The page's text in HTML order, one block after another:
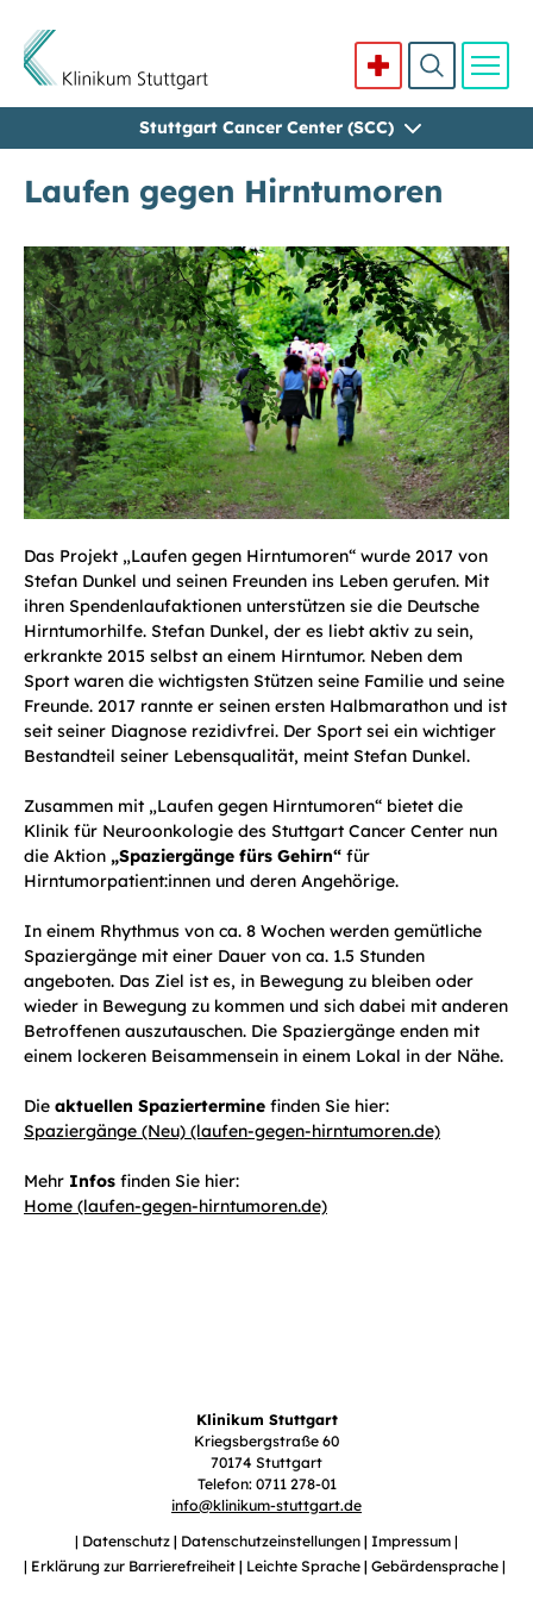
Stuttgart Cancer Center (SCC)
Laufen gegen Hirntumoren
Das Projekt „Laufen gegen Hirntumoren“ wurde 2017 von
Stefan Dunkel und seinen Freunden ins Leben gerufen. Mit
ihren Spendenlaufaktionen unterstützen sie die Deutsche
Hirntumorhilfe. Stefan Dunkel, der es liebt aktiv zu sein,
erkrankte 2015 selbst an einem Hirntumor. Neben dem
Sport waren die wichtigsten Stützen seine Familie und seine
Freunde. 2017 rannte er seinen ersten Halbmarathon und ist
seit seiner Diagnose rezidivfrei. Der Sport sei ein wichtiger
Bestandteil seiner Lebensqualität, meint Stefan Dunkel.
Zusammen mit „Laufen gegen Hirntumoren“ bietet die
Klinik für Neuroonkologie des Stuttgart Cancer Center nun
die Aktion „Spaziergänge fürs Gehirn“ für
Hirntumorpatient:innen und deren Angehörige.
In einem Rhythmus von ca. 8 Wochen werden gemütliche
Spaziergänge mit einer Dauer von ca. 1.5 Stunden
angeboten. Das Ziel ist es, in Bewegung zu bleiben oder
wieder in Bewegung zu kommen und sich dabei mit anderen
Betroffenen auszutauschen. Die Spaziergänge enden mit
einem lockeren Beisammensein in einem Lokal in der Nähe.
Die aktuellen Spaziertermine finden Sie hier:
Spaziergänge (Neu) (laufen-gegen-hirntumoren.de)
Mehr Infos finden Sie hier:
Home (laufen-gegen-hirntumoren.de)
Klinikum Stuttgart
Kriegsbergstraße 60
70174 Stuttgart
Telefon: 0711 278-01
info@klinikum-stuttgart.de
Datenschutz
Datenschutzeinstellungen Impressum
Erklärung zur Barrierefreiheit
Leichte Sprache Gebärdensprache